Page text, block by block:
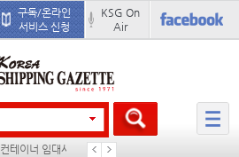
구독/온라인
서비스 신청
KSG On
Air
컨테이너 임대사 더블